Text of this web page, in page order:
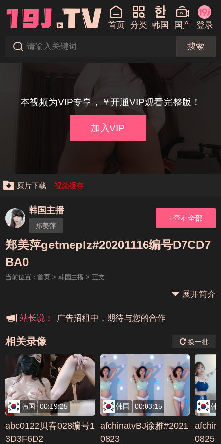
首页 分类 韩国 国产 登录
搜索
本视频为VIP专享，￥开通VIP观看完整版！
加入VIP
原片下载 视频缓存
韩国主播
郑美萍
+查看全部
郑美萍getmeplz#20201116编号D7CD7
BA0
当前位置： 首页> 韩国主播 > 正文
展开简介
站长说：
本站大事件(19j网站发展历程)
广告招租中，期待与您的合作
相关录像 换一批
韩国 00:19:25
abc0122贝春028编号1
3D3F6D2
韩国 00:03:15
afchinatvBJ徐雅#2021
0823
韩
0825